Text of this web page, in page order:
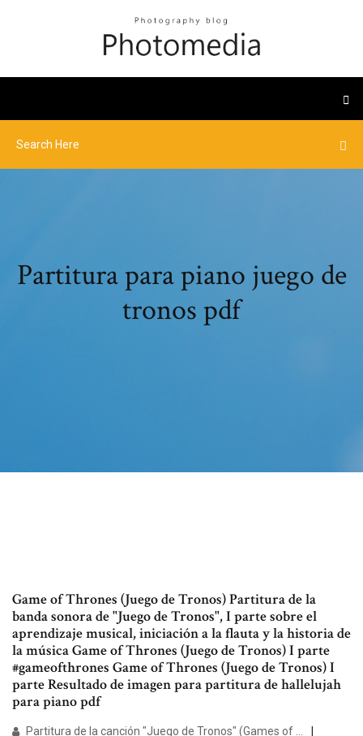
Partitura para piano juego de
tronos pdf
Game of Thrones (Juego de Tronos) Partitura de la
banda sonora de "Juego de Tronos", I parte sobre el
aprendizaje musical, iniciación a la flauta y la historia de
la música Game of Thrones (Juego de Tronos) I parte
#gameofthrones Game of Thrones (Juego de Tronos) I
parte Resultado de imagen para partitura de hallelujah
para piano pdf
Partitura de la canción "Juego de Tronos" (Games of ...